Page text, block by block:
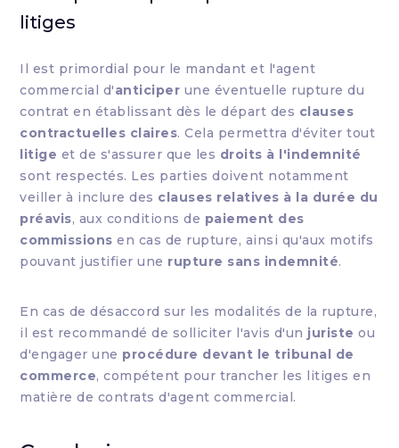
litiges
Il est primordial pour le mandant et l'agent
commercial d'anticiper une éventuelle rupture du
contrat en établissant dès le départ des clauses
contractuelles claires. Cela permettra d'éviter tout
litige et de s'assurer que les droits à l'indemnité
sont respectés. Les parties doivent notamment
veiller à inclure des clauses relatives à la durée du
préavis, aux conditions de paiement des
commissions en cas de rupture, ainsi qu'aux motifs
pouvant justifier une rupture sans indemnité.
En cas de désaccord sur les modalités de la rupture,
il est recommandé de solliciter l'avis d'un juriste ou
d'engager une procédure devant le tribunal de
commerce, compétent pour trancher les litiges en
matière de contrats d'agent commercial.